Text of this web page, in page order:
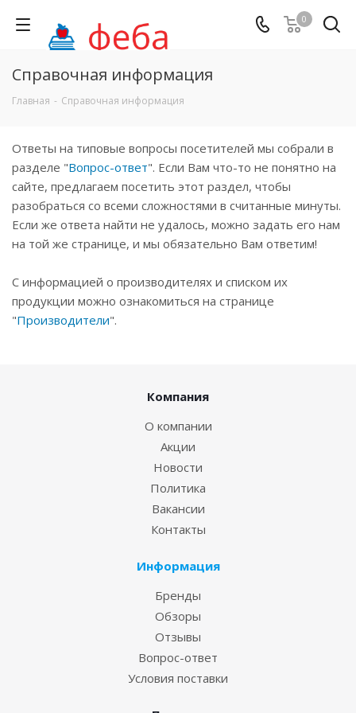
0
Справочная информация
Главная - Справочная информация
Ответы на типовые вопросы посетителей мы собрали в
разделе "Вопрос-ответ". Если Вам что-то не понятно на
сайте, предлагаем посетить этот раздел, чтобы
разобраться со всеми сложностями в считанные минуты.
Если же ответа найти не удалось, можно задать его нам
на той же странице, и мы обязательно Вам ответим!
С информацией о производителях и списком их
продукции можно ознакомиться на странице
"Производители".
Компания
О компании
Акции
Новости
Политика
Вакансии
Контакты
Информация
Бренды
Обзоры
Отзывы
Вопрос-ответ
Условия поставки